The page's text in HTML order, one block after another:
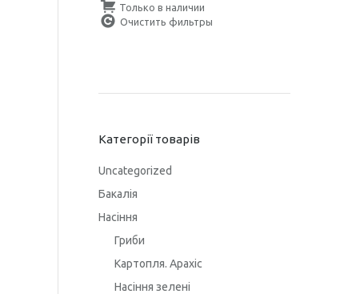
Только в наличии
Очистить фильтры
Категорії товарів
Uncategorized
Бакалія
Насіння
Гриби
Картопля. Арахіс
Насіння зелені